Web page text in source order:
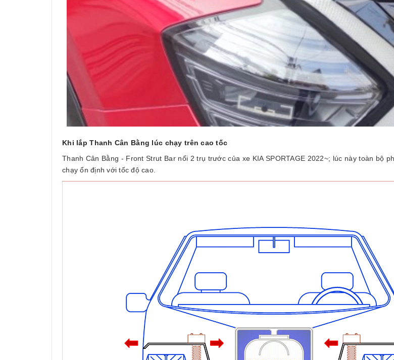
Khi lắp Thanh Cân Bằng lúc chạy trên cao tốc
Thanh Cân Bằng - Front Strut Bar nối 2 trụ trước của xe KIA SPORTAGE 2022~; lúc này toàn bộ
chạy ổn định với tốc độ cao.